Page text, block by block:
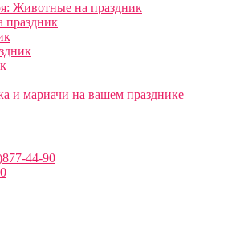
Животные на праздник
праздник
и мариачи на вашем празднике
44-90